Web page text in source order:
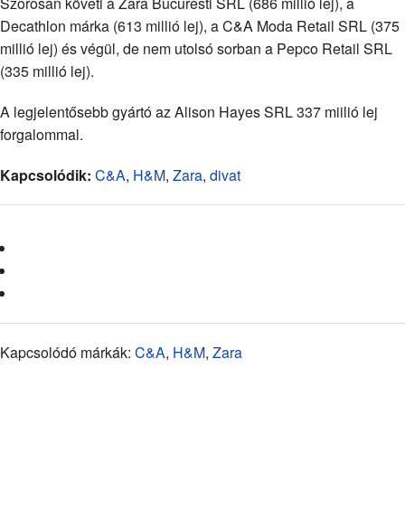
Decathlon márka (613 millió lej), a C&A Moda Retail SRL (375
millió lej) és végül, de nem utolsó sorban a Pepco Retail SRL
(335 millió lej).
A legjelentősebb gyártó az Alison Hayes SRL 337 miilió lej
forgalommal.
Kapcsolódik: C&A, H&M, Zara, divat
Kapcsolódó márkák: C&A, H&M, Zara